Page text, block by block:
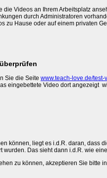
die Videos an Ihrem Arbeitsplatz
durch Administratoren
zu Hause oder auf einem privaten
Sie die Seite www.teach-love.de/test-
eingebettete Video dort angezeigt
können, liegt es i.d.R. daran, dass
wurden. Das sieht dann i.d.R. wie
zu können, akzeptieren Sie bitte